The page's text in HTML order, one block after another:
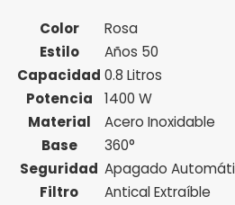
Color
Rosa
Estilo
Años 50
Capacidad 0.8 Litros
Potencia
1400 W
Material
Acero Inoxidable
Base
360°
Seguridad Apagado
Filtro
Antical Extraíble